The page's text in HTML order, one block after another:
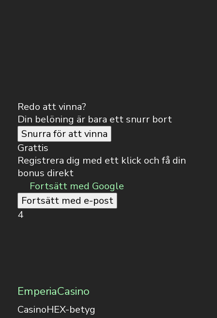
Redo att vinna?
Din belöning är bara ett snurr bort
Snurra för att vinna
Grattis
Registrera dig med ett klick och få din
bonus direkt
Fortsätt med Google
Fortsätt med e-post
4
EmperiaCasino
CasinoHEX-betyg